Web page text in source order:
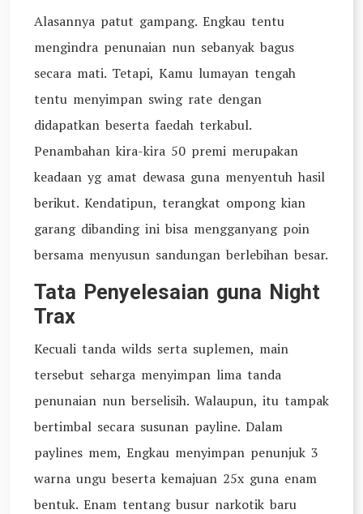
Alasannya patut gampang. Engkau tentu
mengindra penunaian nun sebanyak bagus
secara mati. Tetapi, Kamu lumayan tengah
tentu menyimpan swing rate dengan
didapatkan beserta faedah terkabul.
Penambahan kira-kira 50 premi merupakan
keadaan yg amat dewasa guna menyentuh hasil
berikut. Kendatipun, terangkat ompong kian
garang dibanding ini bisa mengganyang poin
bersama menyusun sandungan berlebihan besar.
Tata Penyelesaian guna Night
Trax
Kecuali tanda wilds serta suplemen, main
tersebut seharga menyimpan lima tanda
penunaian nun berselisih. Walaupun, itu tampak
bertimbal secara susunan payline. Dalam
paylines mem, Engkau menyimpan penunjuk 3
warna ungu beserta kemajuan 25x guna enam
bentuk. Enam tentang busur narkotik baru